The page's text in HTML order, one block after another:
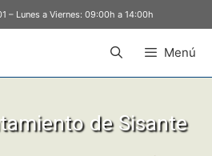
– Lunes a Viernes: 09:00h a 14:00h
Menú
de Sisante